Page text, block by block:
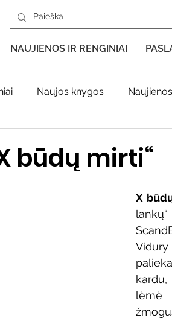
NAUJIENOS IR RENGINIAI
Naujos knygos
Literatų klubo
būdų mirti“
X
lėmė